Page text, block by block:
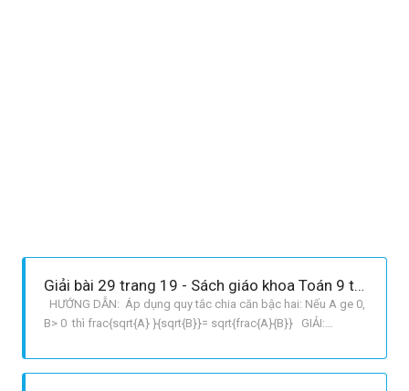
Giải bài 29 trang 19 - Sách giáo khoa Toán 9 tập 1
HƯỚNG DẪN: Áp dụng quy tắc chia căn bậc hai: Nếu A ge 0,
B> 0 thì frac{sqrt{A} }{sqrt{B}}= sqrt{frac{A}{B}} GIẢI:
{9}}=frac{1}{3} b frac{sqrt{15} }{sqrt{735}}= sqrt{frac{15}